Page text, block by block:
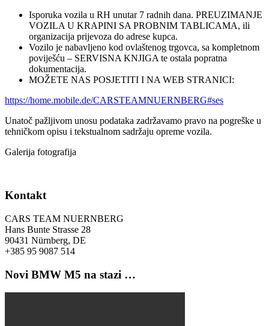
Isporuka vozila u RH unutar 7 radnih dana. PREUZIMANJE
VOZILA U KRAPINI SA PROBNIM TABLICAMA, ili
organizacija prijevoza do adrese kupca.
Vozilo je nabavljeno kod ovlaštenog trgovca, sa kompletnom
poviješću – SERVISNA KNJIGA te ostala popratna
dokumentacija.
MOŽETE NAS POSJETITI I NA WEB STRANICI:
https://home.mobile.de/CARSTEAMNUERNBERG#ses
Unatoč pažljivom unosu podataka zadržavamo pravo na pogreške u
tehničkom opisu i tekstualnom sadržaju opreme vozila.
Galerija fotografija
Kontakt
CARS TEAM NUERNBERG
Hans Bunte Strasse 28
90431 Nürnberg, DE
+385 95 9087 514
Novi BMW M5 na stazi …